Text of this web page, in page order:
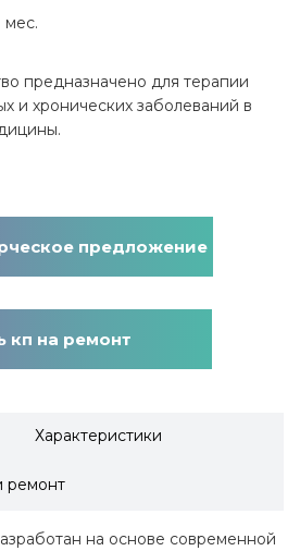
мес.
предназначено для терапии
и хронических заболеваний в
предложение
кп на ремонт
Характеристики
ремонт
на основе современной